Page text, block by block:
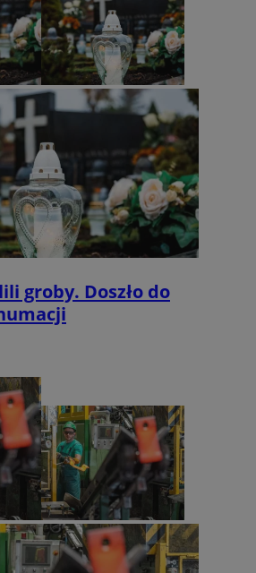
groby. Doszło do